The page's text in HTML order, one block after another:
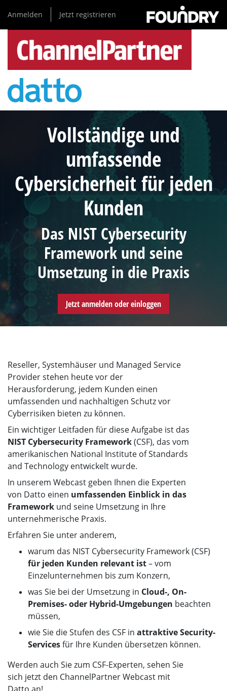
zum
Inhalt
Anmelden Jetzt registrieren
Vollständige und
umfassende
Cybersicherheit für jeden
Kunden
Das NIST Cybersecurity
Framework und seine
Umsetzung in die Praxis
Jetzt anmelden oder einloggen
Reseller, Systemhäuser und Managed Service
Provider stehen heute vor der
Herausforderung, jedem Kunden einen
umfassenden und nachhaltigen Schutz vor
Cyberrisiken bieten zu können.
Ein wichtiger Leitfaden für diese Aufgabe ist das
NIST Cybersecurity Framework(CSF), das vom
amerikanischen National Institute of Standards
and Technology entwickelt wurde.
In unserem Webcast geben Ihnen die Experten
von Datto einen umfassenden Einblick in das
Framework und seine Umsetzung in Ihre
unternehmerische Praxis.
Erfahren Sie unter anderem,
warum das NIST Cybersecurity Framework (CSF)
für jeden Kunden relevant ist– vom
Einzelunternehmen bis zum Konzern,
was Sie bei der Umsetzung in Cloud-, On-
Premises- oder Hybrid-Umgebungen beachten
müssen,
wie Sie die Stufen des CSF in attraktive Security-
Servicesfür Ihre Kunden übersetzen können.
Werden auch Sie zum CSF-Experten, sehen Sie
sich jetzt den ChannelPartner Webcast mit